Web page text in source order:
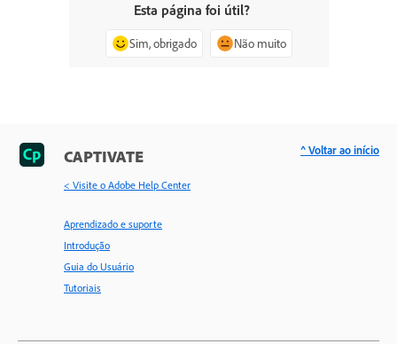
Esta página foi útil?
Sim, obrigado Não muito
CAPTIVATE
< Visite o Adobe Help Center
Aprendizado e suporte
Introdução
Guia do Usuário
Tutoriais
^ Voltar ao início